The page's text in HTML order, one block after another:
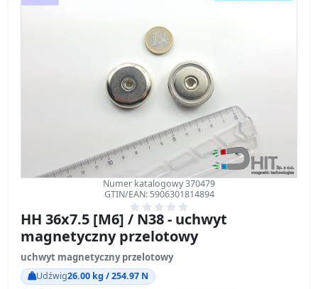
Numer katalogowy 370479
GTIN/EAN: 5906301814894
HH 36x7.5 [M6] / N38 - uchwyt
magnetyczny przelotowy
uchwyt magnetyczny przelotowy
Udźwig26.00 kg / 254.97 N